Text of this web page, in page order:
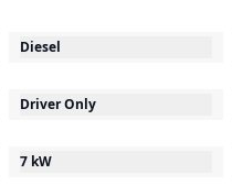
Diesel
Driver Only
7 kW